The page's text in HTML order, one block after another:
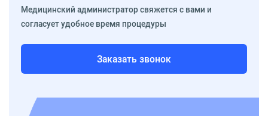
Медицинский администратор свяжется с вами и
согласует удобное время процедуры
Заказать звонок